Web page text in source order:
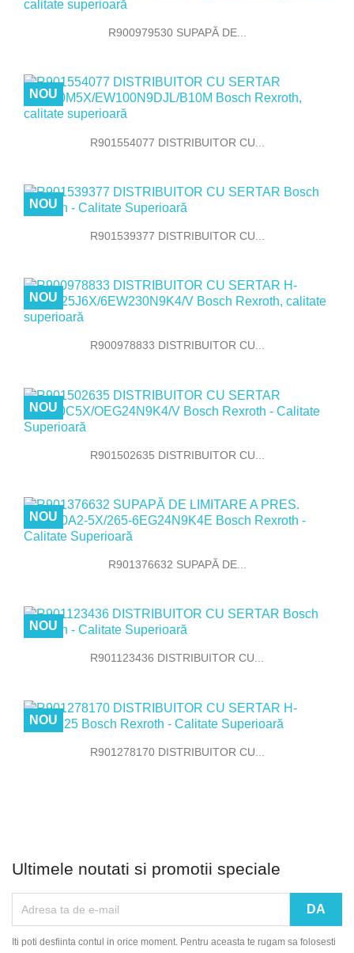
R900979530 SUPAPĂ DE...
R901554077 DISTRIBUITOR CU...
NOU
R901539377 DISTRIBUITOR CU...
NOU
R900978833 DISTRIBUITOR CU...
NOU
R901502635 DISTRIBUITOR CU...
NOU
R901376632 SUPAPĂ DE...
NOU
R901123436 DISTRIBUITOR CU...
NOU
R901278170 DISTRIBUITOR CU...
NOU
Ultimele noutati si promotii speciale
Iti poti desfiinta contul in orice moment. Pentru aceasta te rugam sa folosesti